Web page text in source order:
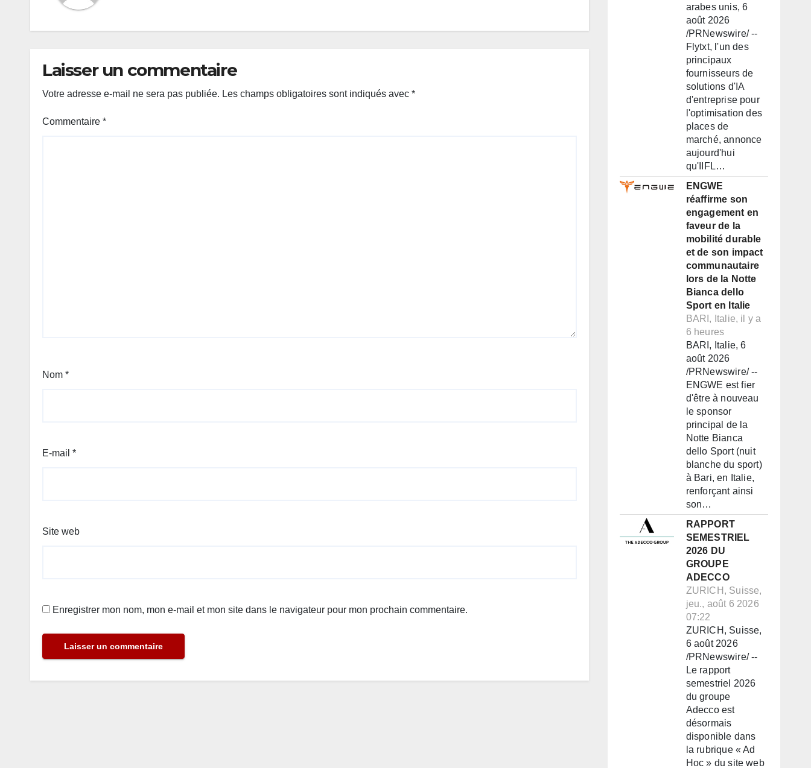
Laisser un commentaire
Votre adresse e-mail ne sera pas publiée. Les champs obligatoires sont indiqués avec *
Commentaire *
Nom *
E-mail *
Site web
Enregistrer mon nom, mon e-mail et mon site dans le navigateur pour mon prochain commentaire.
arabes unis, 6
août 2026
/PRNewswire/ --
Flytxt, l'un des
principaux
fournisseurs de
solutions d'IA
d'entreprise pour
l'optimisation des
places de
marché, annonce
aujourd'hui
qu'IIFL…
ENGWE
réaffirme son
engagement en
faveur de la
mobilité durable
et de son impact
communautaire
lors de la Notte
Bianca dello
Sport en Italie
BARI, Italie, il y a
6 heures
BARI, Italie, 6
août 2026
/PRNewswire/ --
ENGWE est fier
d'être à nouveau
le sponsor
principal de la
Notte Bianca
dello Sport (nuit
blanche du sport)
à Bari, en Italie,
renforçant ainsi
son…
RAPPORT
SEMESTRIEL
2026 DU
GROUPE
ADECCO
ZURICH, Suisse,
jeu., août 6 2026
07:22
ZURICH, Suisse,
6 août 2026
/PRNewswire/ --
Le rapport
semestriel 2026
du groupe
Adecco est
désormais
disponible dans
la rubrique « Ad
Hoc » du site web